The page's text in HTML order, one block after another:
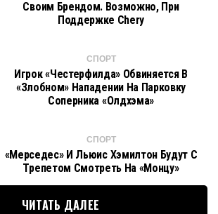
Своим Брендом. Возможно, При
Поддержке Chery
СПОРТ
Игрок «Честерфилда» Обвиняется В
«злобном» Нападении На Парковку
Соперника «Олдхэма»
СПОРТ
«Мерседес» И Льюис Хэмилтон Будут С
Трепетом Смотреть На «Монцу»
ЧИТАТЬ ДАЛЕЕ